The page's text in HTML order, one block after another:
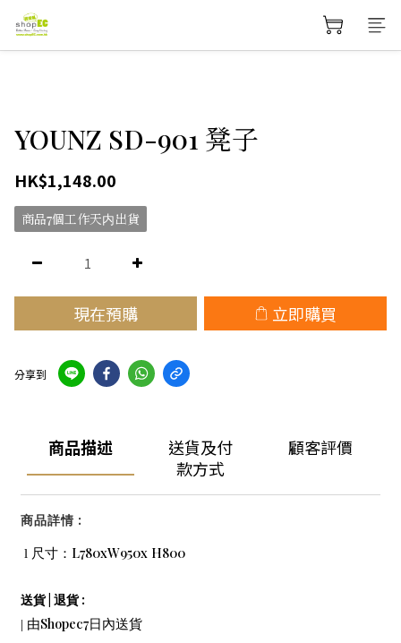
YOUNZ SD-901 凳子
HK$1,148.00
商品7個工作天内出貨
現在預購 立即購買
分享到
商品描述
送貨及付
款方式
顧客評價
商品詳情 :
l 尺寸： L780xW950x H800
送貨| 退貨:
| 由Shopec7日內送貨